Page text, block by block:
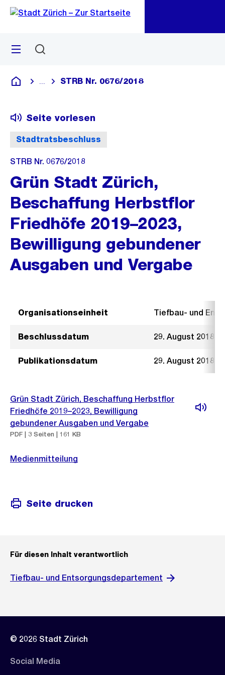
Navigation
Sprunglink
Menü
Deutsch
Blende alle Breadcrumbs ein
STRB Nr. 0676/2018
Stadtratsbeschluss
Seite vorlesen
STRB Nr. 0676/2018
Grün Stadt Zürich,
Beschaffung Herbstflor
Friedhöfe 2019–2023,
Bewilligung gebundener
Ausgaben und Vergabe
Organisationseinheit Tiefbau- und
Beschlussdatum 29. August 2018
Publikationsdatum 29. August 2018
Grün Stadt Zürich, Beschaffung Herbstflor
Friedhöfe 2019–2023, Bewilligung
gebundener Ausgaben und Vergabe
PDF | 3 Seiten | 161 KB
Medienmitteilung
Seite drucken
Für diesen Inhalt verantwortlich
Tiefbau- und Entsorgungsdepartement
© 2026 Stadt Zürich
Social Media